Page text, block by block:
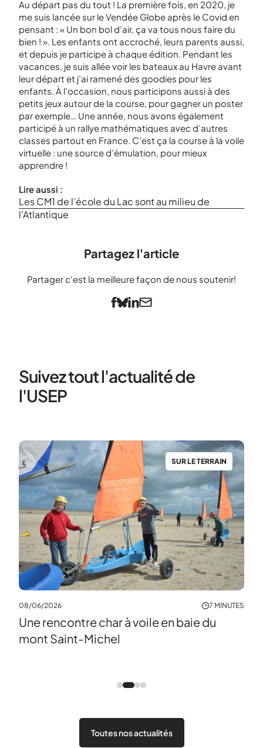
Au départ pas du tout ! La première fois, en 2020, je
me suis lancée sur le Vendée Globe après le Covid en
pensant : « Un bon bol d’air, ça va tous nous faire du
bien ! ». Les enfants ont accroché, leurs parents aussi,
et depuis je participe à chaque édition. Pendant les
vacances, je suis allée voir les bateaux au Havre avant
leur départ et j’ai ramené des goodies pour les
enfants. À l’occasion, nous participons aussi à des
petits jeux autour de la course, pour gagner un poster
par exemple… Une année, nous avons également
participé à un rallye mathématiques avec d’autres
classes partout en France. C’est ça la course à la voile
virtuelle : une source d’émulation, pour mieux
apprendre !
Lire aussi :
Les CM1 de l’école du Lac sont au milieu de
l’Atlantique
Partagez l'article
Partager c'est la meilleure façon de nous soutenir!
Suivez tout l'actualité de
l'USEP
SUR LE TERRAIN
08/06/2026 7 MINUTES
Une rencontre char à voile en baie du
mont Saint-Michel
Toutes nos actualités